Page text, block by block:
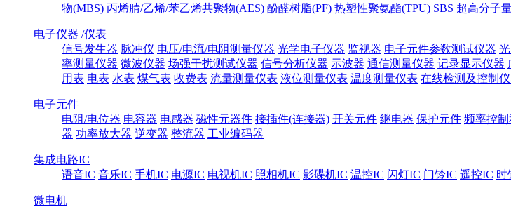
物(MBS) 丙烯腈/乙烯/苯乙烯共聚物(AES) 酚醛树脂(PF) 热塑性聚氨酯(TPU) SBS 超高分子
电子仪器 /仪表
信号发生器 脉冲仪 电压/电流/电阻测量仪器 光学电子仪器 监视器 电子元件参数测试仪器
率测量仪器 微波仪器 场强干扰测试仪器 信号分析仪器 示波器 通信测量仪器 记录显示仪器
用表 电表 水表 煤气表 收费表 流量测量仪表 液位测量仪表 温度测量仪表 在线检测及控制
电子元件
电阻/电位器 电容器 电感器 磁性元器件 接插件(连接器) 开关元件 继电器 保护元件 频率控
器 功率放大器 逆变器 整流器 工业编码器
集成电路IC
语音IC 音乐IC 手机IC 电源IC 电视机IC 照相机IC 影碟机IC 温控IC 闪灯IC 门铃IC 遥控IC 时
微电机